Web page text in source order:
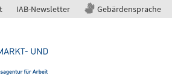
IAB-Newsletter Gebärdensprache